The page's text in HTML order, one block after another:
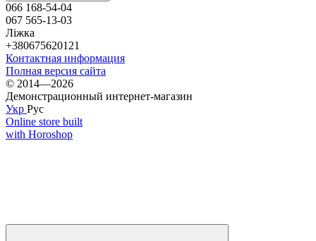
066 168-54-04
067 565-13-03
Ліжка
+380675620121
Контактная информация
Полная версия сайта
© 2014—2026
Демонстрационный интернет-магазин
Укр Рус
Online store built
with Horoshop